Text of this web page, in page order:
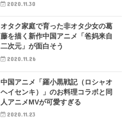
2020.11.30
オタク家庭で育った非オタ少女の葛
藤を描く新作中国アニメ「爸妈来自
二次元」が面白そう
2020.11.26
中国アニメ「羅小黒戦記（ロシャオ
ヘイセンキ）」のお料理コラボと同
人アニメMVが可愛すぎる
2020.11.23